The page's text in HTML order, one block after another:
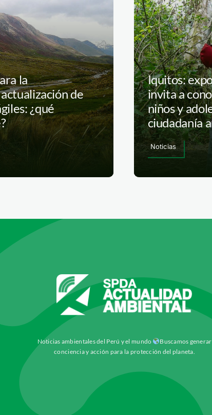
la
de
¿qué
Iquitos:
invita a
niños y
ciudadanía
Noticias
Noticias ambientales del Perú y el mundo
Buscamos generar
conciencia y acción para la protección del planeta.